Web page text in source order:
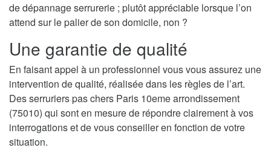
de dépannage serrurerie ; plutôt appréciable lorsque l’on
attend sur le palier de son domicile, non ?
Une garantie de qualité
En faisant appel à un professionnel vous vous assurez une
intervention de qualité, réalisée dans les règles de l’art.
Des serruriers pas chers Paris 10eme arrondissement
(75010) qui sont en mesure de répondre clairement à vos
interrogations et de vous conseiller en fonction de votre
situation.